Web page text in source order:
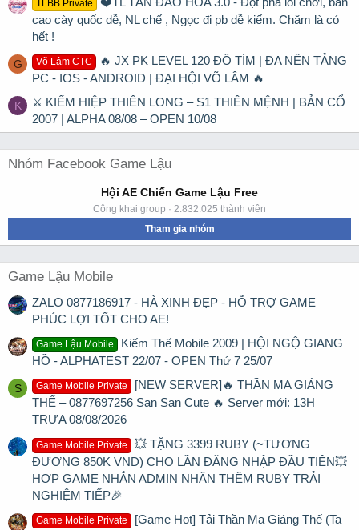
TLBB Private
cao cày quốc dễ, NL chế , Ngọc đi pb dễ kiếm. Chăm là có
hết !
G Võ Lâm CTC
🔥 JX PK LEVEL 120 ĐỒ TÍM | ĐA NỀN TẢNG
PC - IOS - ANDROID | ĐẠI HỘI VÕ LÂM 🔥
K
⚔ KIẾM HIỆP THIÊN LONG – S1 THIÊN MỆNH | BẢN CỔ
2007 | ALPHA 08/08 – OPEN 10/08
Nhóm Facebook Game Lậu
Hội AE Chiến Game Lậu Free
Công khai group · 2.832.025 thành viên
Tham gia nhóm
Game Lậu Mobile
ZALO 0877186917 - HÀ XINH ĐẸP - HỖ TRỢ GAME
PHÚC LỢI TỐT CHO AE!
Game Lậu Mobile
Kiếm Thế Mobile 2009 | HỘI NGỘ GIANG
HỒ - ALPHATEST 22/07 - OPEN Thứ 7 25/07
S Game Mobile Private
[NEW SERVER]🔥 THẦN MA GIÁNG
THẾ – 0877697256 San San Cute 🔥 Server mới: 13H
TRƯA 08/08/2026
Game Mobile Private
💥 TẶNG 3399 RUBY (~TƯƠNG
ĐƯƠNG 850K VND) CHO LẦN ĐĂNG NHẬP ĐẦU TIÊN💥
HỢP GAME NHẮN ADMIN NHẬN THÊM RUBY TRẢI
NGHIỆM TIẾP🎉
Game Mobile Private
[Game Hot] Tải Thần Ma Giáng Thế (Ta